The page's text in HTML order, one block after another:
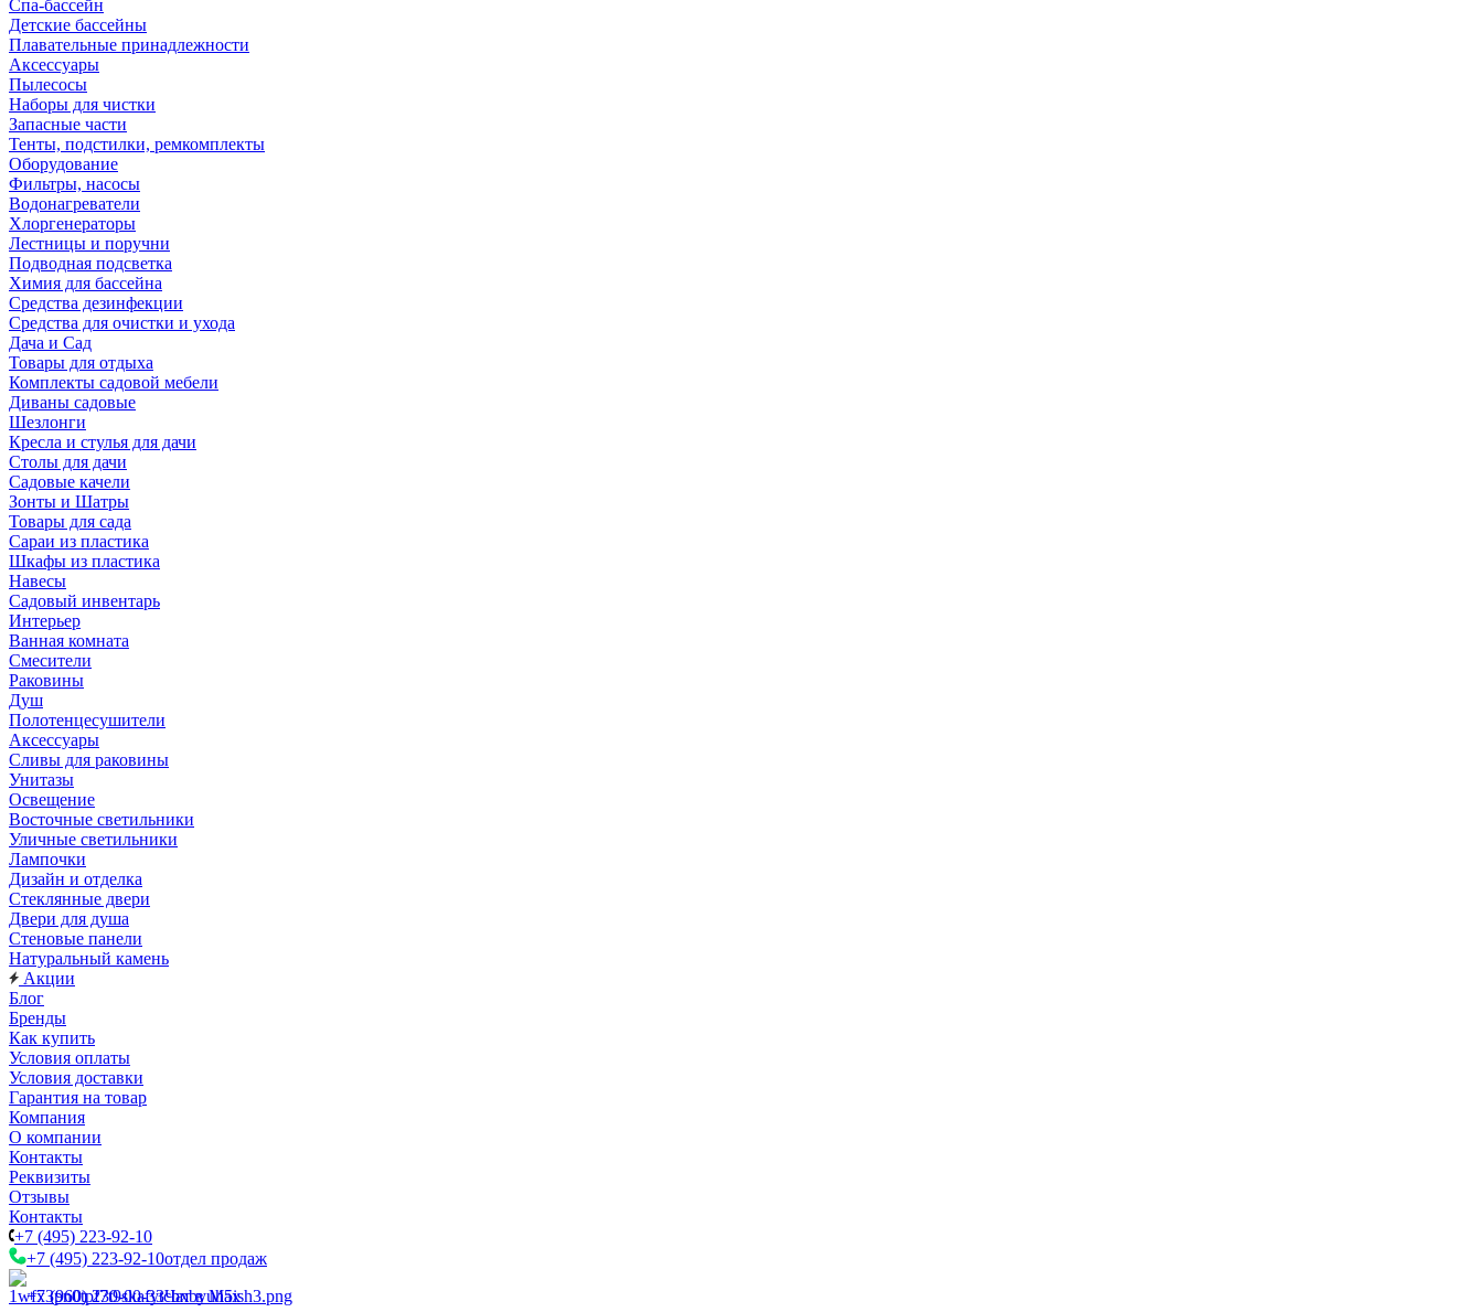
Спа-бассейн
Детские бассейны
Плавательные принадлежности
Аксессуары
Пылесосы
Наборы для чистки
Запасные части
Тенты, подстилки, ремкомплекты
Оборудование
Фильтры, насосы
Водонагреватели
Хлоргенераторы
Лестницы и поручни
Подводная подсветка
Химия для бассейна
Средства дезинфекции
Средства для очистки и ухода
Дача и Сад
Товары для отдыха
Комплекты садовой мебели
Диваны садовые
Шезлонги
Кресла и стулья для дачи
Столы для дачи
Садовые качели
Зонты и Шатры
Товары для сада
Сараи из пластика
Шкафы из пластика
Навесы
Садовый инвентарь
Интерьер
Ванная комната
Смесители
Раковины
Душ
Полотенцесушители
Аксессуары
Сливы для раковины
Унитазы
Освещение
Восточные светильники
Уличные светильники
Лампочки
Дизайн и отделка
Стеклянные двери
Двери для душа
Стеновые панели
Натуральный камень
Акции
Блог
Бренды
Как купить
Условия оплаты
Условия доставки
Гарантия на товар
Компания
О компании
Контакты
Реквизиты
Отзывы
Контакты
+7 (495) 223-92-10
+7 (495) 223-92-10отдел продаж
+7 (960) 230-00-33Чат в Max